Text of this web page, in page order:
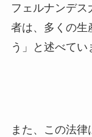
フェルナンデ
者は、多くの生
う」と述べてい
また、この法